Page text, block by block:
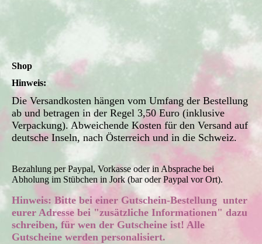
Shop
Hinweis:
Die Versandkosten hängen vom Umfang der Bestellung
ab und betragen in der Regel 3,50 Euro (inklusive
Verpackung). Abweichende Kosten für den Versand auf
deutsche Inseln, nach Österreich und in die Schweiz.
Bezahlung per Paypal, Vorkasse oder in Absprache bei
Abholung im Stübchen in Jork (bar oder Paypal vor Ort).
Hinweis: Bitte bei einer Gutschein-Bestellung unter
eurer Adresse bei "zusätzliche Informationen" dazu
schreiben, für wen der Gutscheine ist! Alle
Gutscheine werden personalisiert.